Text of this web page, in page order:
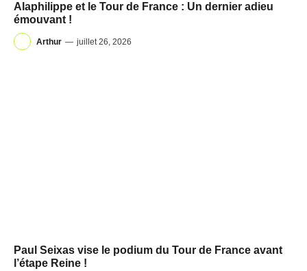
Alaphilippe et le Tour de France : Un dernier adieu
émouvant !
Arthur — juillet 26, 2026
Paul Seixas vise le podium du Tour de France avant
l’étape Reine !